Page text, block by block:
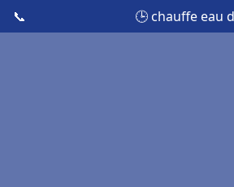
📞 🕒 chauffe eau